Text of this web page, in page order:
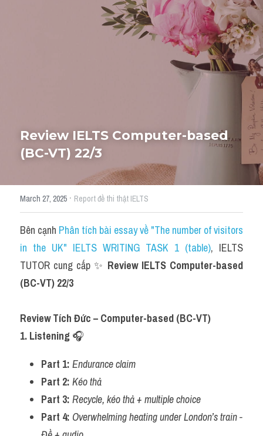
Idiom
Khác
Từ vựng theo topic
Từ vựng theo Topic
Vocabulary - Grammar
Grammar
Cách paraphrase
Noun
Verb
Cấu trúc câu
Review IELTS Computer-based
(BC-VT) 22/3
March 27, 2025 · Report đề thi thật IELTS
Bên cạnh Phân tích bài essay về "The number of visitors
in the UK" IELTS WRITING TASK 1 (table), IELTS
TUTOR cung cấp ✨ Review IELTS Computer-based
(BC-VT) 22/3
Review Tích Đức – Computer-based (BC-VT)
1. Listening 🎧
Part 1: Endurance claim
Part 2: Kéo thả
Part 3: Recycle, kéo thả + multiple choice
Part 4: Overwhelming heating under London’s train -